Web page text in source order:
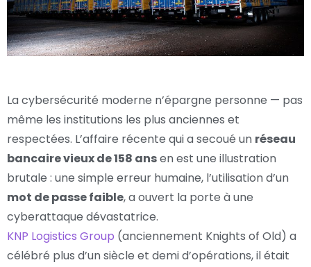
La cybersécurité moderne n’épargne personne — pas
même les institutions les plus anciennes et
respectées. L’affaire récente qui a secoué un réseau
bancaire vieux de 158 ansen est une illustration
brutale : une simple erreur humaine, l’utilisation d’un
mot de passe faible, a ouvert la porte à une
cyberattaque dévastatrice.
KNP Logistics Group (anciennement Knights of Old) a
célébré plus d’un siècle et demi d’opérations, il était